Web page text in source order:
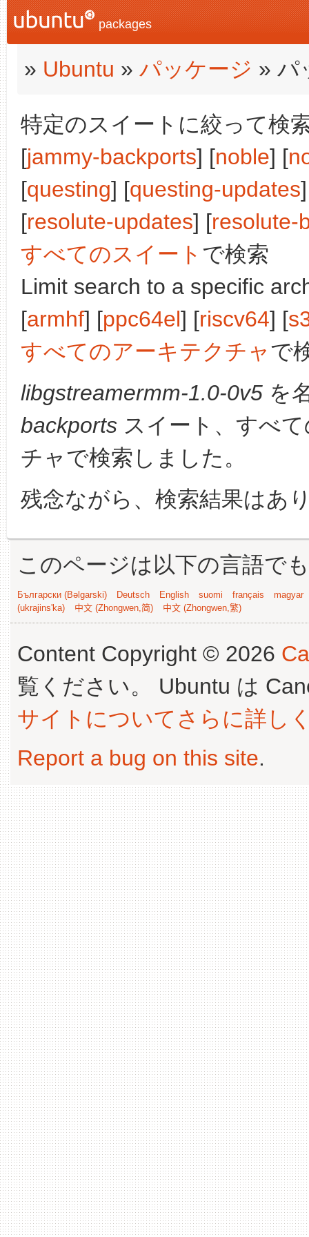
packages
» Ubuntu » パッケージ » パ
特定のスイートに絞って検
[jammy-backports] [noble] [
[questing] [questing-updates
[resolute-updates] [resolute-
すべてのスイート で検索
Limit search to a specific
[armhf] [ppc64el] [riscv64] [
すべてのアーキテクチャで
libgstreamermm-1.0-0v5 を
backports スイート、すべ
チャで検索しました。
残念ながら、検索結果はあ
このページは以下の言語で
Български (Bəlgarski) Deutsch English suomi français
magyar
(ukrajins'ka)
中文 (Zhongwen,简) 中文 (Zhongwen,繁)
Content Copyright © 2026
覧ください。 Ubuntu は
サイトについてさらに詳し
Report a bug on this site.